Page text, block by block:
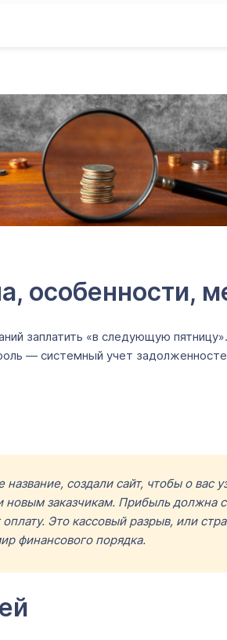
особенности,
заплатить «в следующую
— системный учет
создали сайт, чтобы о
новым заказчикам. Прибыль
Это кассовый разрыв, или
финансового порядка.